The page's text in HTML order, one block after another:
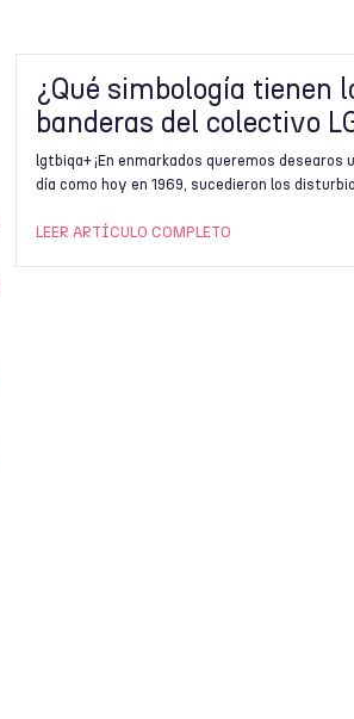
¿Qué simbología tienen
banderas del colectivo
lgtbiqa+ ¡En enmarkados queremos desearos
día como hoy en 1969, sucedieron los
LEER ARTÍCULO COMPLETO